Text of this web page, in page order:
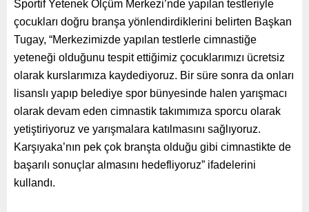
Sportif Yetenek Ölçüm Merkezi’nde yapılan testleriyle
çocukları doğru branşa yönlendirdiklerini belirten Başkan
Tugay, “Merkezimizde yapılan testlerle cimnastiğe
yeteneği olduğunu tespit ettiğimiz çocuklarımızı ücretsiz
olarak kurslarımıza kaydediyoruz. Bir süre sonra da onları
lisanslı yapıp belediye spor bünyesinde halen yarışmacı
olarak devam eden cimnastik takımımıza sporcu olarak
yetiştiriyoruz ve yarışmalara katılmasını sağlıyoruz.
Karşıyaka’nın pek çok branşta olduğu gibi cimnastikte de
başarılı sonuçlar almasını hedefliyoruz” ifadelerini
kullandı.